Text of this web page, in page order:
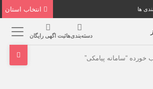
ها
دسته‌بندی‌هاثبت اگهی رایگان
“سامانه پیامکی”